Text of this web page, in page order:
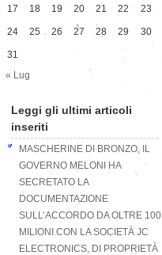
17 18 19 20 21 22 23
24 25 26 27 28 29 30
31
« Lug
Leggi gli ultimi articoli
inseriti
MASCHERINE DI BRONZO, IL
GOVERNO MELONI HA
SECRETATO LA
DOCUMENTAZIONE
SULL’ACCORDO DA OLTRE 100
MILIONI CON LA SOCIETÀ JC
ELECTRONICS, DI PROPRIETÀ